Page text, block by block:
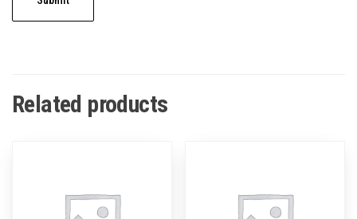
Related products